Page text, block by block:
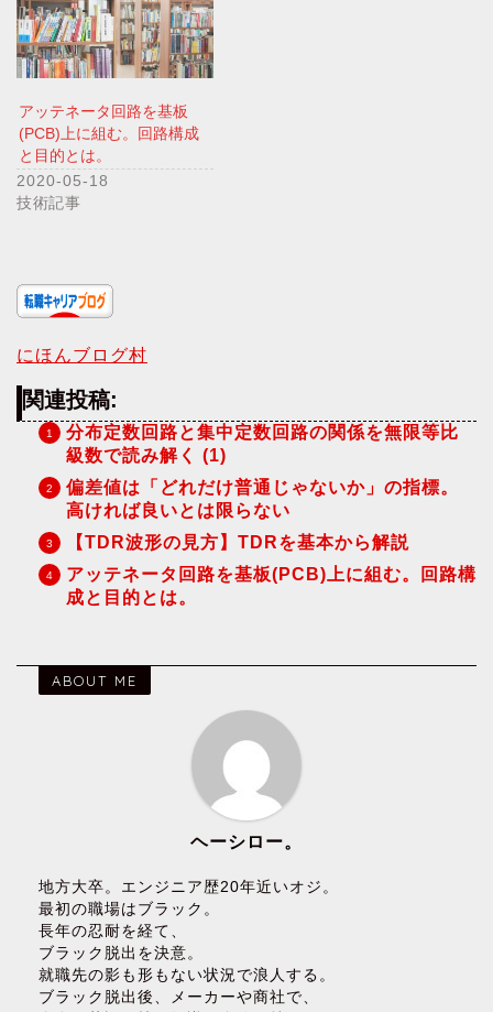
アッテネータ回路を基板
(PCB)上に組む。回路構成
と目的とは。
2020-05-18
技術記事
にほんブログ村
関連投稿:
分布定数回路と集中定数回路の関係を無限等比
級数で読み解く (1)
偏差値は「どれだけ普通じゃないか」の指標。
高ければ良いとは限らない
【TDR波形の見方】TDRを基本から解説
アッテネータ回路を基板(PCB)上に組む。回路構
成と目的とは。
ABOUT ME
ヘーシロー。
地方大卒。エンジニア歴20年近いオジ。
最初の職場はブラック。
長年の忍耐を経て、
ブラック脱出を決意。
就職先の影も形もない状況で浪人する。
ブラック脱出後、メーカーや商社で、